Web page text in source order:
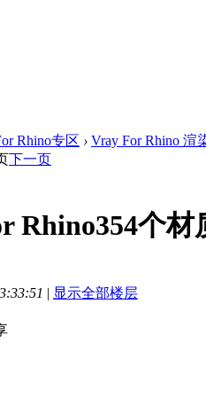
Rhino专区 › Vray For Rhino 渲
下一页
Rhino354个材
| 显示全部楼层